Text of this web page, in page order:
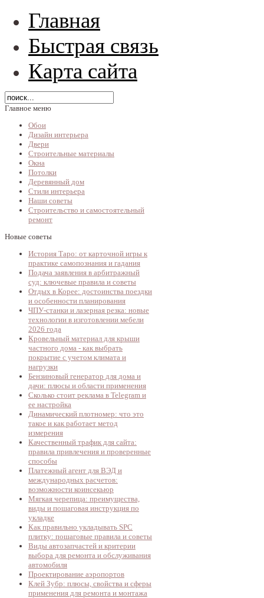
Главная
Быстрая связь
Карта сайта
Главное меню
Обои
Дизайн интерьера
Двери
Строительные материалы
Окна
Потолки
Деревянный дом
Стили интерьера
Наши советы
Строительство и самостоятельный
ремонт
Новые советы
История Таро: от карточной игры к
практике самопознания и гадания
Подача заявления в арбитражный
суд: ключевые правила и советы
Отдых в Корее: достоинства поездки
и особенности планирования
ЧПУ-станки и лазерная резка: новые
технологии в изготовлении мебели
2026 года
Кровельный материал для крыши
частного дома - как выбрать
покрытие с учетом климата и
нагрузки
Бензиновый генератор для дома и
дачи: плюсы и области применения
Сколько стоит реклама в Telegram и
ее настройка
Динамический плотномер: что это
такое и как работает метод
измерения
Качественный трафик для сайта:
правила привлечения и проверенные
способы
Платежный агент для ВЭД и
международных расчетов:
возможности коинсекьюр
Мягкая черепица: преимущества,
виды и пошаговая инструкция по
укладке
Как правильно укладывать SPC
плитку: пошаговые правила и советы
Виды автозапчастей и критерии
выбора для ремонта и обслуживания
автомобиля
Проектирование аэропортов
Клей Зубр: плюсы, свойства и сферы
применения для ремонта и монтажа